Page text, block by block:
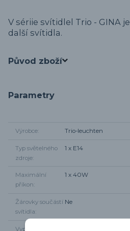
V sériie svítidlel Trio - GINA
další svítidla.
Původ zboží
Parametry
Výrobce Trio-leuchten
Typ světelného
zdroje
1 x E14
Maximální
příkon
1 x 40W
Žárovky součástí
svítidla
Ne
Vypínač